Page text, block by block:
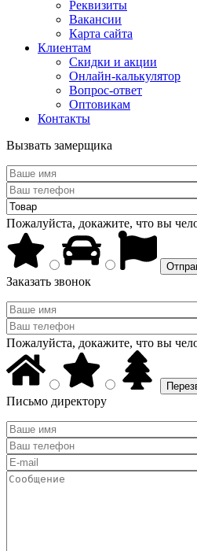
Реквизиты
Вакансии
Карта сайта
Клиентам
Скидки и акции
Онлайн-калькулятор
Вопрос-ответ
Оптовикам
Контакты
Вызвать замерщика
Пожалуйста, докажите, что вы
Заказать звонок
Пожалуйста, докажите, что вы
Письмо директору